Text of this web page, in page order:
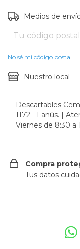
Entregas para el CP:
Medios de
No sé mi código postal
Nuestro local
Descartables
1172 - Lanús. |
Viernes de 8:30 a
Compra
Tus datos